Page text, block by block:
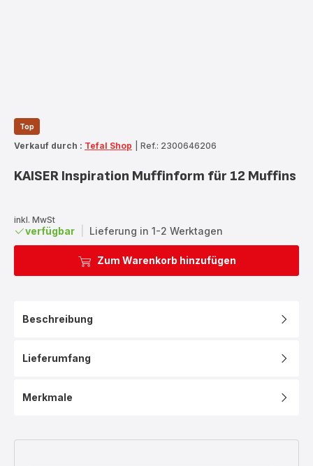
Top
Verkauf durch : Tefal Shop Ref.: 2300646206
KAISER Inspiration Muffinform für 12 Muffins
inkl. MwSt
verfügbar Lieferung in 1-2 Werktagen
Zum Warenkorb hinzufügen
Beschreibung
Lieferumfang
Merkmale